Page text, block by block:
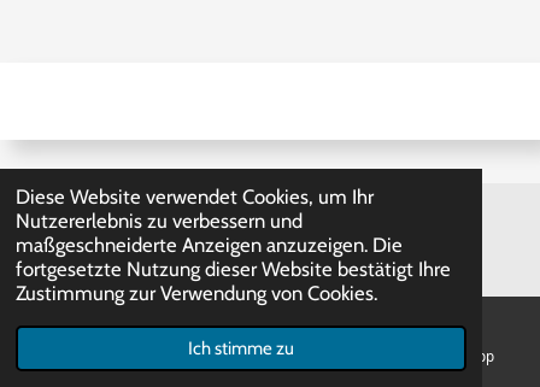
Diese Website verwendet Cookies, um Ihr
Nutzererlebnis zu verbessern und
maßgeschneiderte Anzeigen anzuzeigen. Die
fortgesetzte Nutzung dieser Website bestätigt Ihre
Zustimmung zur Verwendung von Cookies.
Ich stimme zu
© 2021 - 2026 Axel Günther Elektroinstallation
Telefon WhatsApp